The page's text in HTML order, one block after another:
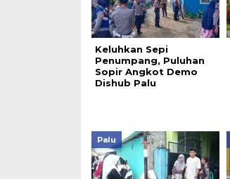
Keluhkan Sepi
Penumpang, Puluhan
Sopir Angkot Demo
Dishub Palu
Palu